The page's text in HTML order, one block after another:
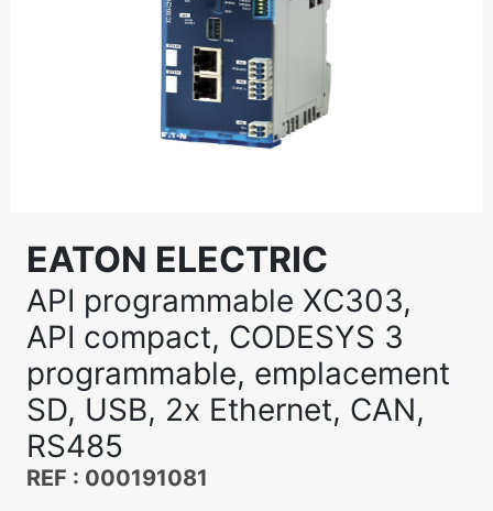
EATON ELECTRIC
API programmable XC303,
API compact, CODESYS 3
programmable, emplacement
SD, USB, 2x Ethernet, CAN,
RS485
REF : 000191081